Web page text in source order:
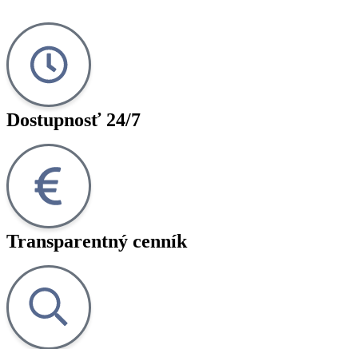
Dostupnosť 24/7
Transparentný cenník